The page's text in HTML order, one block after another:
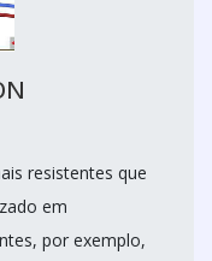
resistentes que
em
por exemplo,